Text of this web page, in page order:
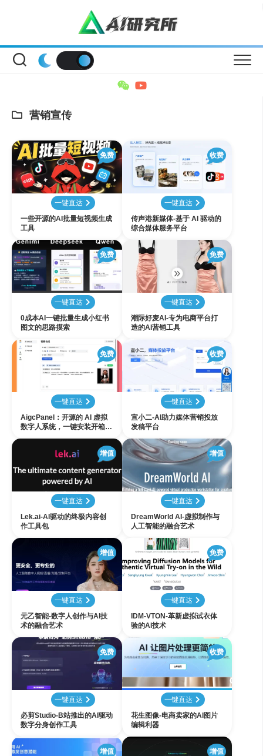
营销宣传
免费
一键直达
一些开源的AI批量短视频生成
工具
收费
一键直达
传声港新媒体-基于 AI 驱动的
综合媒体服务平台
免费
一键直达
0成本AI一键批量生成小红书
图文的思路摸索
免费
一键直达
潮际好麦AI-专为电商平台打
造的AI营销工具
免费
一键直达
AigcPanel：开源的 AI 虚拟
数字人系统，一键安装开箱即
收费
一键直达
宣小二-AI助力媒体营销投放
发稿平台
增值
一键直达
Lek.ai-AI驱动的终极内容创
作工具包
增值
一键直达
DreamWorld AI-虚拟制作与
人工智能的融合艺术
增值
一键直达
元乙智能-数字人创作与AI技
术的融合艺术
免费
一键直达
IDM-VTON-革新虚拟试衣体
验的AI技术
免费
一键直达
必剪Studio-B站推出的AI驱动
数字分身创作工具
收费
一键直达
花生图像-电商卖家的AI图片
编辑利器
增值 增值